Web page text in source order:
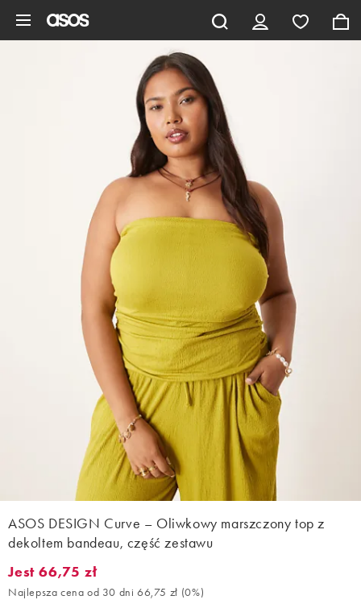
ASOS DESIGN Curve – Oliwkowy marszczony top z
dekoltem bandeau, część zestawu
Jest 66,75 zł. Najlepsza cena od 30 dni 66,75 zł (0%). Było
Jest 66,75 zł
Najlepsza cena od 30 dni 66,75 zł (0%)